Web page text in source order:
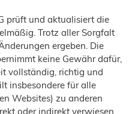
prüft und aktualisiert die
Trotz aller Sorgfalt
ergeben. Die
keine Gewähr dafür,
vollständig, richtig und
insbesondere für alle
Websites) zu anderen
oder indirekt verwiesen